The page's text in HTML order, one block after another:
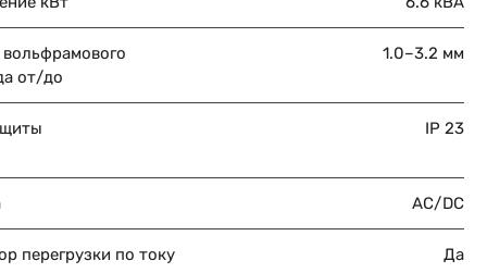
от/до
1.0–3.2 мм
IP 23
AC/DC
перегрузки по току Да